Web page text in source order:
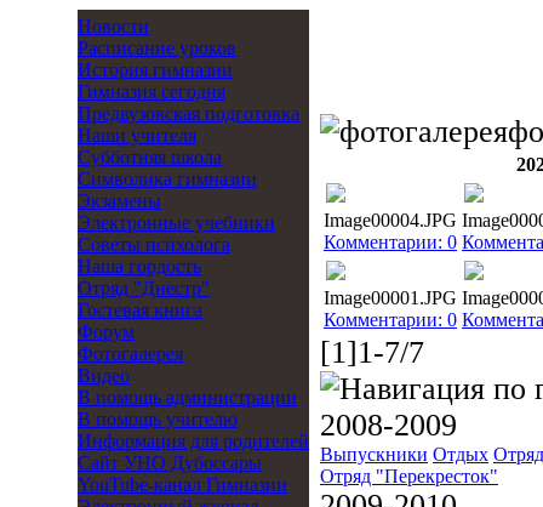
Новости
Расписание уроков
История гимназии
Гимназия сегодня
Предвузовская подготовка
Наши учителя
Субботняя школа
Символика гимназии
Экзамены
Электронные учебники
Советы психолога
Наша гордость
Отряд "Днестр"
Гостевая книга
Форум
Фотогалерея
Видео
В помощь администрации
В помощь учителю
Информация для родителей
Cайт УНО Дубоссары
YouTube-канал Гимназии
Image00004.JPG
Комментарии: 0
Image00001.JPG
Комментарии: 0
[1]1-7/7
2008-2009
Выпускники Отдых
Отряд "Перекресток"